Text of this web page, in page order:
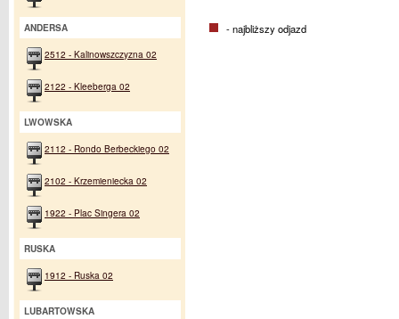
- najbliższy odjazd
ANDERSA
2512 - Kalinowszczyzna 02
2122 - Kleeberga 02
LWOWSKA
2112 - Rondo Berbeckiego 02
2102 - Krzemieniecka 02
1922 - Plac Singera 02
RUSKA
1912 - Ruska 02
LUBARTOWSKA